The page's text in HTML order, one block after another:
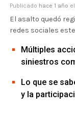
Publicado hace 1 año el
El asalto quedó
redes sociales
Múltiples
siniestros
Lo que se
y la